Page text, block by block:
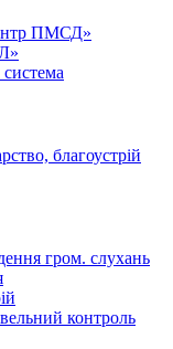
ПМСД»
система
благоустрій
гром. слухань
контроль